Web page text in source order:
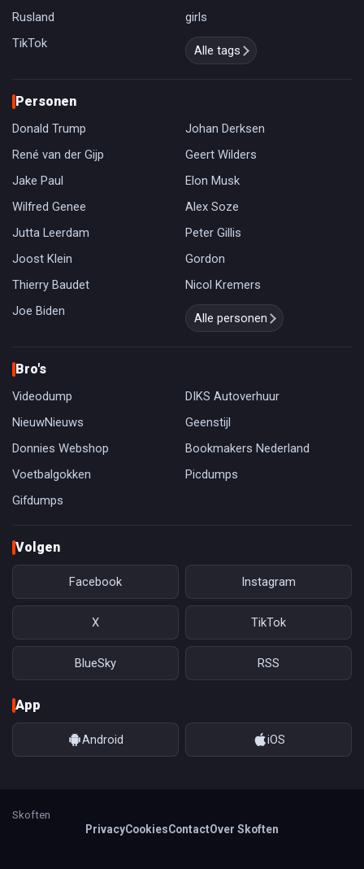
Rusland
girls
TikTok
Alle tags
Personen
Donald Trump
Johan Derksen
René van der Gijp
Geert Wilders
Jake Paul
Elon Musk
Wilfred Genee
Alex Soze
Jutta Leerdam
Peter Gillis
Joost Klein
Gordon
Thierry Baudet
Nicol Kremers
Joe Biden
Alle personen
Bro's
Videodump
DIKS Autoverhuur
NieuwNieuws
Geenstijl
Donnies Webshop
Bookmakers Nederland
Voetbalgokken
Picdumps
Gifdumps
Volgen
Facebook Instagram
X TikTok
BlueSky RSS
App
Android iOS
Skoften
PrivacyCookiesContactOver Skoften